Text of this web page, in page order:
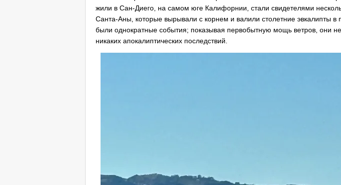
жили в Сан-Диего, на самом юге Калифорнии, стали свидетелями
Санта-Аны, которые вырывали с корнем и валили столетние эвкалипты в
были однократные события; показывая первобытную мощь ветров, они
никаких апокалиптических последствий.